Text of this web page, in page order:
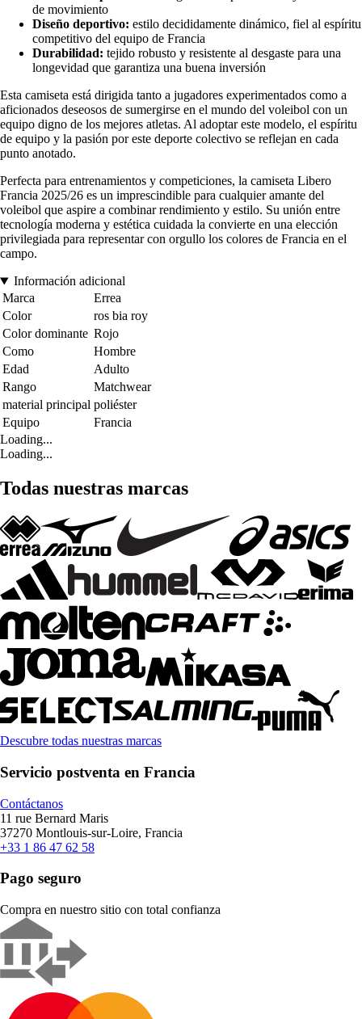
de movimiento
Diseño deportivo: estilo decididamente dinámico, fiel al espíritu
competitivo del equipo de Francia
Durabilidad: tejido robusto y resistente al desgaste para una
longevidad que garantiza una buena inversión
Esta camiseta está dirigida tanto a jugadores experimentados como a
aficionados deseosos de sumergirse en el mundo del voleibol con un
equipo digno de los mejores atletas. Al adoptar este modelo, el espíritu
de equipo y la pasión por este deporte colectivo se reflejan en cada
punto anotado.
Perfecta para entrenamientos y competiciones, la camiseta Libero
Francia 2025/26 es un imprescindible para cualquier amante del
voleibol que aspire a combinar rendimiento y estilo. Su unión entre
tecnología moderna y estética cuidada la convierte en una elección
privilegiada para representar con orgullo los colores de Francia en el
campo.
Información adicional
Marca
Errea
Color
ros bia roy
Color dominante Rojo
Como
Hombre
Edad
Adulto
Rango
Matchwear
material principal poliéster
Equipo
Francia
Loading...
Loading...
Todas nuestras marcas
Descubre todas nuestras marcas
Servicio postventa en Francia
Contáctanos
11 rue Bernard Maris
37270 Montlouis-sur-Loire, Francia
+33 1 86 47 62 58
Pago seguro
Compra en nuestro sitio con total confianza